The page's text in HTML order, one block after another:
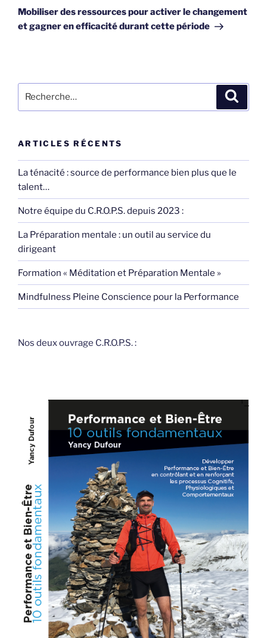
suivant
Mobiliser des ressources pour activer le changement
et gagner en efficacité durant cette période
pour
ARTICLES RÉCENTS
La ténacité : source de performance bien plus que le
talent…
Notre équipe du C.R.O.P.S. depuis 2023 :
La Préparation mentale : un outil au service du
dirigeant
Formation « Méditation et Préparation Mentale »
Mindfulness Pleine Conscience pour la Performance
Nos deux ouvrage C.R.O.P.S. :